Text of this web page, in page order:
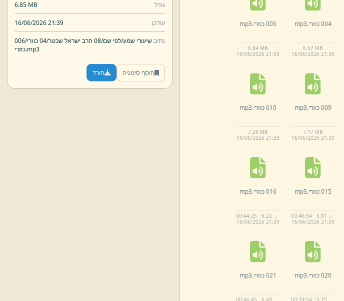
004 כוזרי. mp3
6.67 MB
16/06/2026 21:39
005 כוזרי. mp3
6.84 MB
16/06/2026 21:39
009 כוזרי. mp3
7.17 MB
16/06/2026 21:39
010 כוזרי. mp3
7.26 MB
16/06/2026 21:39
015 כוזרי. mp3
00:46:54 · 5.81 MB
16/06/2026 21:39
016 כוזרי. mp3
00:44:25 · 6.22 MB
16/06/2026 21:39
020 כוזרי. mp3 021 כוזרי. mp3
גודל 6.85 MB
עודכן 16/06/2026 21:39
נתיבשיעורי שמע/לפי שם/08 הרב ישראל שכטר/ 04 כוזרי/
006
כוזרי.mp3
הוסף סימניה הורד